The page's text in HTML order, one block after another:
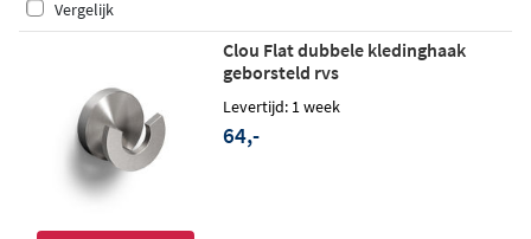
Vergelijk
Clou Flat dubbele kledinghaak
geborsteld rvs
Levertijd: 1 week
64,-